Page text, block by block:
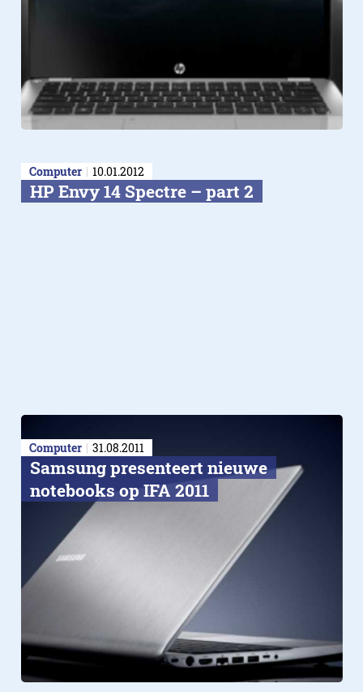
Computer 10.01.2012
HP Envy 14 Spectre – part 2
Computer 31.08.2011
Samsung presenteert nieuwe
notebooks op IFA 2011